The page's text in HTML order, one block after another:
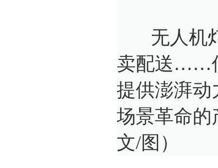
无人机灯
卖配送……
提供澎湃动
场景革命的
文/图）